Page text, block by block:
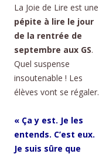
La Joie de Lire est une
pépite à lire le jour
de la rentrée de
septembre aux GS.
Quel suspense
insoutenable ! Les
élèves vont se régaler.
« Ça y est. Je les
entends. C’est eux.
Je suis sûre que